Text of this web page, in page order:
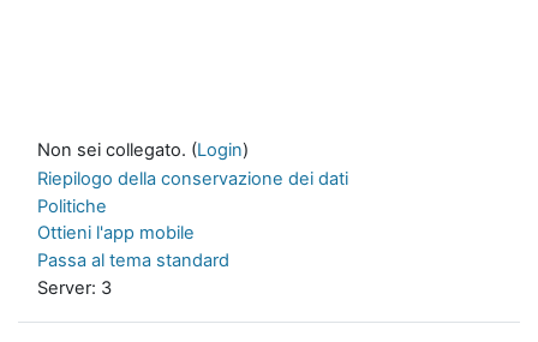
Non sei collegato. (Login)
Riepilogo della conservazione dei dati
Politiche
Ottieni l'app mobile
Passa al tema standard
Server: 3